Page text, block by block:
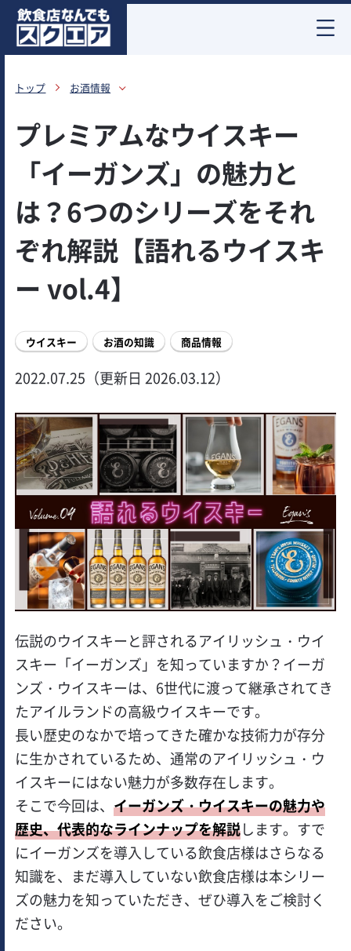
トップ お酒情報
プレミアムなウイスキー
「イーガンズ」の魅力と
は？6つのシリーズをそれ
ぞれ解説【語れるウイスキ
ー vol.4】
ウイスキー お酒の知識 商品情報
2022.07.25（更新日 2026.03.12）
伝説のウイスキーと評されるアイリッシュ・ウイ
スキー「イーガンズ」を知っていますか？イーガ
ンズ・ウイスキーは、6世代に渡って継承されてき
たアイルランドの高級ウイスキーです。
長い歴史のなかで培ってきた確かな技術力が存分
に生かされているため、通常のアイリッシュ・ウ
イスキーにはない魅力が多数存在します。
そこで今回は、イーガンズ・ウイスキーの魅力や
歴史、代表的なラインナップを解説します。すで
にイーガンズを導入している飲食店様はさらなる
知識を、まだ導入していない飲食店様は本シリー
ズの魅力を知っていただき、ぜひ導入をご検討く
ださい。